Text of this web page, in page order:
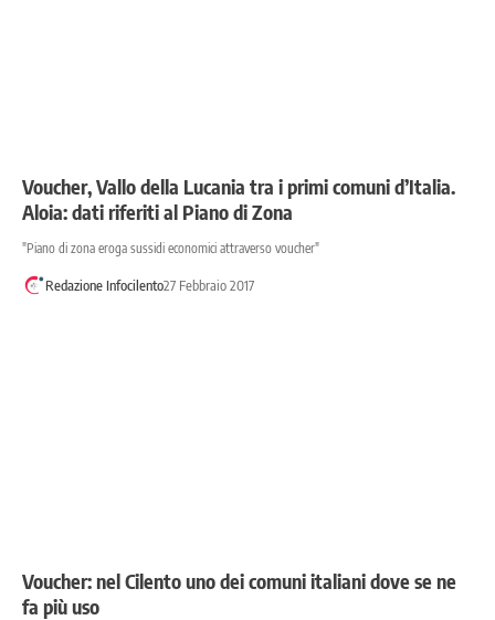
Voucher, Vallo della Lucania tra i primi comuni d’Italia.
Aloia: dati riferiti al Piano di Zona
"Piano di zona eroga sussidi economici attraverso voucher"
Redazione Infocilento27 Febbraio 2017
Voucher: nel Cilento uno dei comuni italiani dove se ne
fa più uso